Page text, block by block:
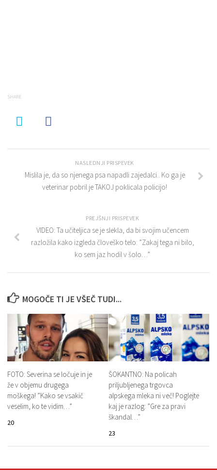
SHARE
NASLEDNJI PRISPEVEK
Mislila je, da so njenega psa napadli zajedalci.. Ko ga je
veterinar pobril je TAKOJ poklicala policijo!
PREJŠNJI PRISPEVEK
VIDEO: Ta učiteljica se je slekla, da bi svojim učencem
razložila kako izgleda človeško telo: ”Zakaj tega ni bilo,
ko sem jaz hodil v šolo…”
MOGOČE TI JE VŠEČ TUDI...
FOTO: Severina se ločuje in je
že v objemu drugega
moškega! ”Kako se vsakič
veselim, ko te vidim…”
20
ŠOKANTNO: Na policah
priljubljenega trgovca
alpskega mleka ni več! Poglejte
kaj je razlog: ”Gre za pravi
škandal…”
23